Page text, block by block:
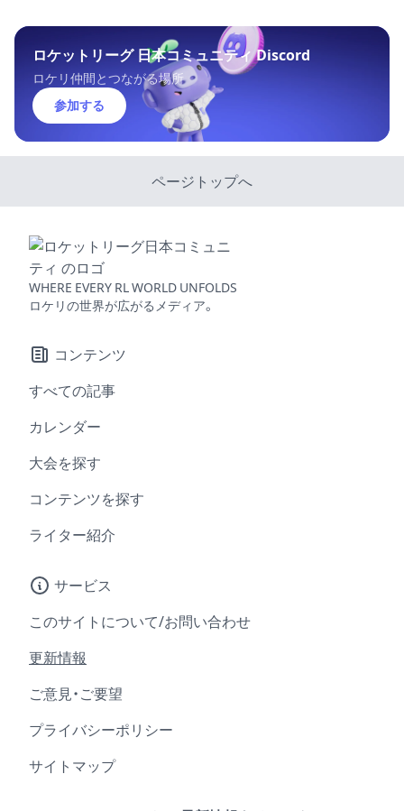
ロケットリーグ 日本コミュニティ Discord
ロケリ仲間とつながる場所
参加する
ページトップへ
WHERE EVERY RL WORLD UNFOLDS
ロケリの世界が広がるメディア。
コンテンツ
すべての記事
カレンダー
大会を探す
コンテンツを探す
ライター紹介
サービス
このサイトについて/お問い合わせ
更新情報
ご意見・ご要望
プライバシーポリシー
サイトマップ